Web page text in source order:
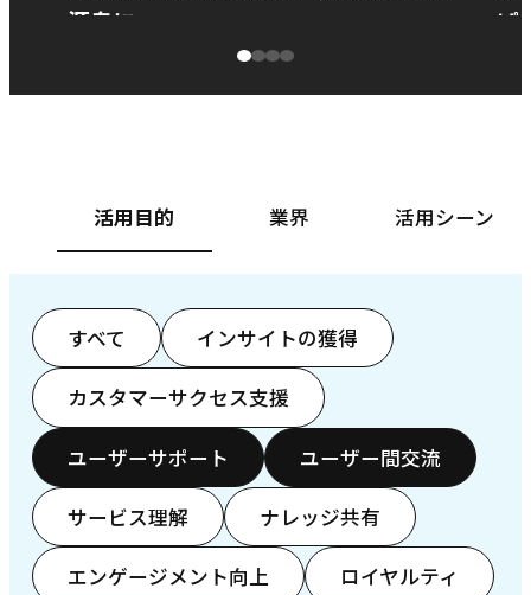
源泉に
ぱ
活用目的 業界 活用シーン
すべて インサイトの獲得
カスタマーサクセス支援
ユーザーサポート ユーザー間交流
サービス理解 ナレッジ共有
エンゲージメント向上 ロイヤルティ